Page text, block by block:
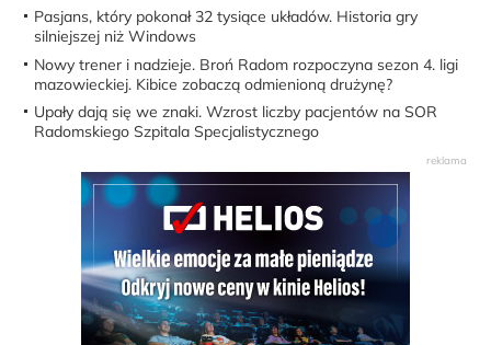
Pasjans, który pokonał 32 tysiące układów. Historia gry
silniejszej niż Windows
Nowy trener i nadzieje. Broń Radom rozpoczyna sezon 4. ligi
mazowieckiej. Kibice zobaczą odmienioną drużynę?
Upały dają się we znaki. Wzrost liczby pacjentów na SOR
Radomskiego Szpitala Specjalistycznego